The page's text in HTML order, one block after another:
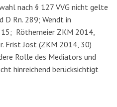
nach § 127 VVG nicht gelte
D Rn. 289; Wendt in
Röthemeier ZKM 2014,
Frist Jost (ZKM 2014, 30)
Rolle des Mediators und
hinreichend berücksichtigt